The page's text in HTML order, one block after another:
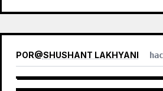
POR@SHUSHANT LAKHYANI